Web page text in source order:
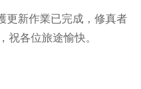
更新作業已完成，修真者
祝各位旅途愉快。